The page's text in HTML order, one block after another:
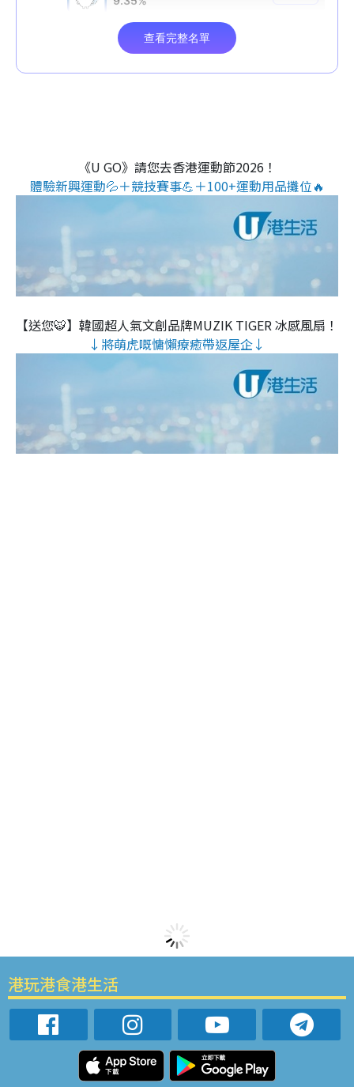
《U GO》請您去香港運動節2026！
體驗新興運動💦＋競技賽事💪＋100+運動用品攤位🔥
【送您🐯】韓國超人氣文創品牌MUZIK TIGER 冰感風扇！
↓將萌虎嘅慵懶療癒帶返屋企↓
港玩港食港生活